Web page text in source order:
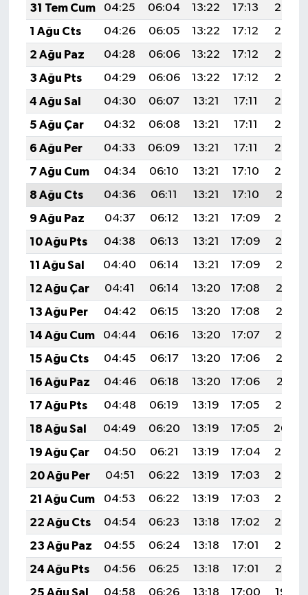
31 Tem Cum
04:25 06:04 13:22 17:13
20:30
1 Ağu Cts
04:26 06:05 13:22 17:12
20:29
2 Ağu Paz
04:28 06:06 13:22 17:12
20:28
3 Ağu Pts
04:29 06:06 13:22 17:12
20:27
4 Ağu Sal
04:30 06:07 13:21 17:11
20:26
5 Ağu Çar
04:32 06:08 13:21 17:11
20:25
6 Ağu Per
04:33 06:09 13:21 17:11
20:24
7 Ağu Cum
04:34 06:10 13:21 17:10
20:22
8 Ağu Cts
04:36 06:11 13:21 17:10
20:21
9 Ağu Paz
04:37 06:12 13:21 17:09
20:20
10 Ağu Pts
04:38 06:13 13:21 17:09
20:19
11 Ağu Sal
04:40 06:14 13:21 17:09
20:18
12 Ağu Çar
04:41 06:14 13:20 17:08
20:17
13 Ağu Per
04:42 06:15 13:20 17:08
20:15
14 Ağu Cum
04:44 06:16 13:20 17:07
20:14
15 Ağu Cts
04:45 06:17 13:20 17:06
20:13
16 Ağu Paz
04:46 06:18 13:20 17:06
20:11
17 Ağu Pts
04:48 06:19 13:19 17:05
20:10
18 Ağu Sal
04:49 06:20 13:19 17:05
20:09
19 Ağu Çar
04:50 06:21 13:19 17:04
20:07
20 Ağu Per
04:51 06:22 13:19 17:03
20:06
21 Ağu Cum
04:53 06:22 13:19 17:03
20:05
22 Ağu Cts
04:54 06:23 13:18 17:02
20:03
23 Ağu Paz
04:55 06:24 13:18 17:01
20:02
24 Ağu Pts
04:56 06:25 13:18 17:01
20:01
25 Ağu Sal
04:58 06:26 13:18 17:00 19:59